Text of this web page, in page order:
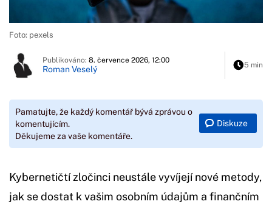
Foto: pexels
Publikováno: 8. července 2026, 12:00
Roman Veselý 5 min
Pamatujte, že každý komentář bývá zprávou o
komentujícím.
Děkujeme za vaše komentáře.
Diskuze
Kybernetičtí zločinci neustále vyvíjejí nové metody,
jak se dostat k vašim osobním údajům a finančním